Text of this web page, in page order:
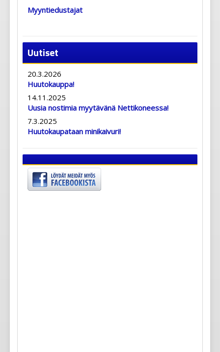
Myyntiedustajat
Uutiset
20.3.2026
Huutokauppa!
14.11.2025
Uusia nostimia myytävänä Nettikoneessa!
7.3.2025
Huutokaupataan minikaivuri!